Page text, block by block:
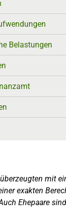
Belastungen
mit
exakten
Ehepaare